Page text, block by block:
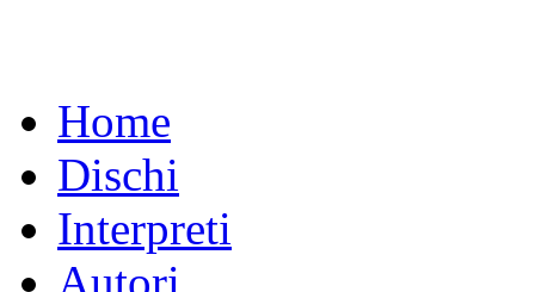
Home
Dischi
Interpreti
Autori